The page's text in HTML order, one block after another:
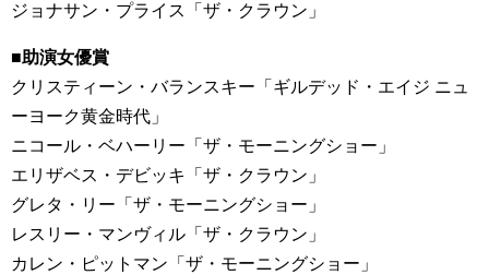
ジョナサン・プライス「ザ・クラウン」
■助演女優賞
クリスティーン・バランスキー「ギルデッド・エイジ ニュ
ーヨーク黄金時代」
ニコール・ベハーリー「ザ・モーニングショー」
エリザベス・デビッキ「ザ・クラウン」
グレタ・リー「ザ・モーニングショー」
レスリー・マンヴィル「ザ・クラウン」
カレン・ピットマン「ザ・モーニングショー」